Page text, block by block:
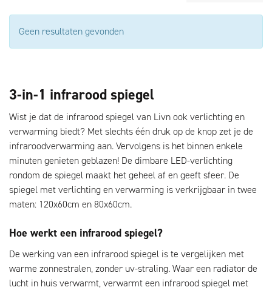
Geen resultaten gevonden
3-in-1 infrarood spiegel
Wist je dat de infrarood spiegel van Livn ook verlichting en
verwarming biedt? Met slechts één druk op de knop zet je de
infraroodverwarming aan. Vervolgens is het binnen enkele
minuten genieten geblazen! De dimbare LED-verlichting
rondom de spiegel maakt het geheel af en geeft sfeer. De
spiegel met verlichting en verwarming is verkrijgbaar in twee
maten: 120x60cm en 80x60cm.
Hoe werkt een infrarood spiegel?
De werking van een infrarood spiegel is te vergelijken met
warme zonnestralen, zonder uv-straling. Waar een radiator de
lucht in huis verwarmt, verwarmt een infrarood spiegel met